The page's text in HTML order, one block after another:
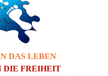
DAS LEBEN
DIE FREIHEIT